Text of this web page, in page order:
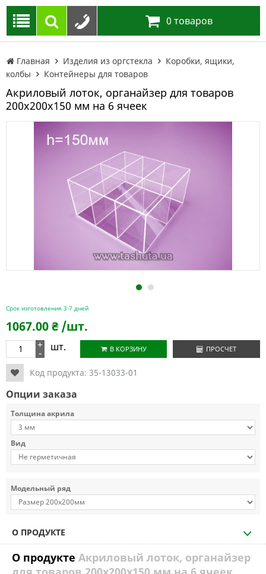
0 товаров
Главная Изделия из оргстекла
Коробки, ящики,
колбы
Контейнеры для товаров
Акриловый лоток, органайзер для товаров
200х200х150 мм на 6 ячеек
1 2
Срок изготовления 3-7 дней
1067.00₴ /шт.
+
- шт. В КОРЗИНУ ПРОСЧЕТ
Код продукта: 35-13033-01
Опции заказа
Толщина акрила
Вид
Модельный ряд
О ПРОДУКТЕ
О продукте Акриловый лоток, органайзер